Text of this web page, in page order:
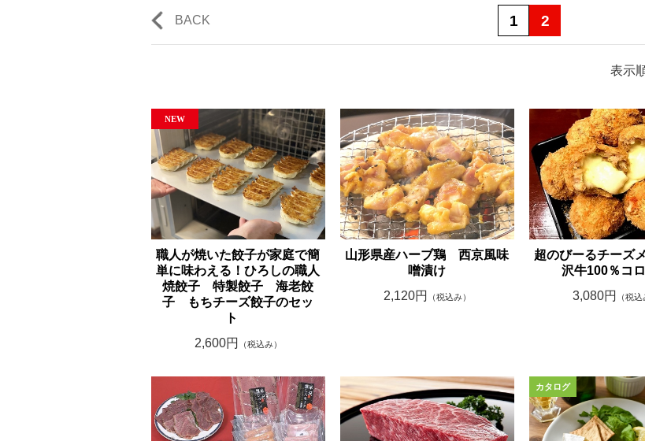
BACK 1 2
表示
職人が焼いた餃子が家庭で簡
単に味わえる！ひろしの職人
焼餃子 特製餃子 海老餃
子 もちチーズ餃子のセッ
ト
2,600円
（税込み）
山形県産ハーブ鶏 西京風味
噌漬け
2,120円
（税込み）
超のびーるチーズ
沢牛100％コ
3,080円
（税込